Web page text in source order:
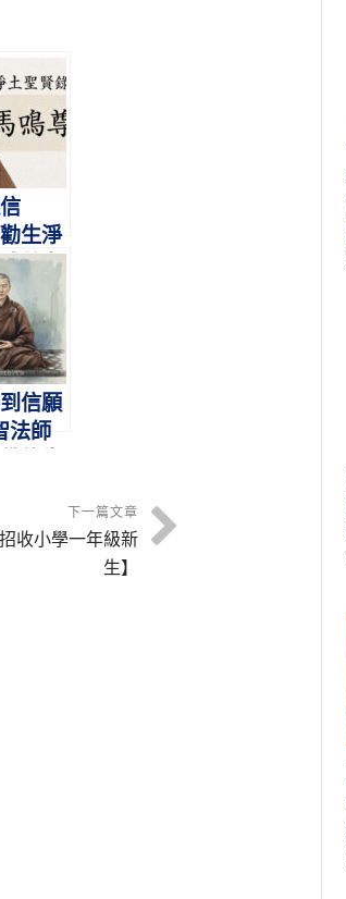
生淨
鳴尊者
賢錄
信願
法師
下一篇文章
收小學一年級新
生】